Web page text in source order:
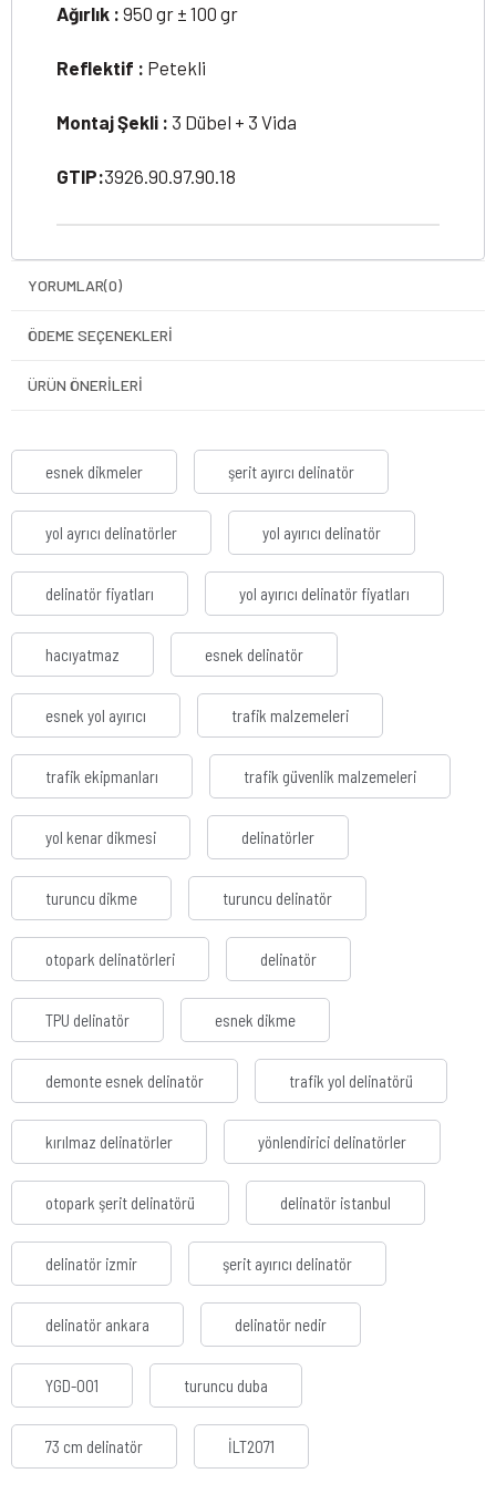
Ağırlık : 950 gr ± 100 gr
Reflektif : Petekli
Montaj Şekli : 3 Dübel + 3 Vida
GTIP:3926.90.97.90.18
YORUMLAR(0)
ÖDEME SEÇENEKLERI
ÜRÜN ÖNERILERI
esnek dikmeler şerit ayırcı delinatör
yol ayrıcı delinatörler yol ayırıcı delinatör
delinatör fiyatları yol ayırıcı delinatör fiyatları
hacıyatmaz esnek delinatör
esnek yol ayırıcı trafik malzemeleri
trafik ekipmanları trafik güvenlik malzemeleri
yol kenar dikmesi delinatörler
turuncu dikme turuncu delinatör
otopark delinatörleri delinatör
TPU delinatör esnek dikme
demonte esnek delinatör trafik yol delinatörü
kırılmaz delinatörler yönlendirici delinatörler
otopark şerit delinatörü delinatör istanbul
delinatör izmir şerit ayırıcı delinatör
delinatör ankara delinatör nedir
YGD-001 turuncu duba
73 cm delinatör İLT2071